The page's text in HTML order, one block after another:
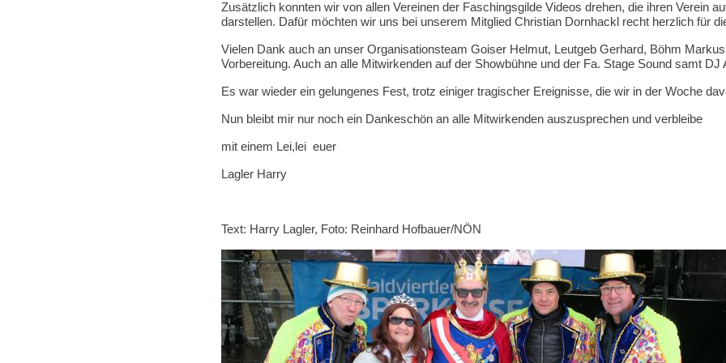
Zusätzlich konnten wir von allen Vereinen der Faschingsgilde Videos drehen, die ihren Verein
darstellen. Dafür möchten wir uns bei unserem Mitglied Christian Dornhackl recht herzlich für
Vielen Dank auch an unser Organisationsteam Goiser Helmut, Leutgeb Gerhard, Böhm
Vorbereitung. Auch an alle Mitwirkenden auf der Showbühne und der Fa. Stage Sound samt DJ
Es war wieder ein gelungenes Fest, trotz einiger tragischer Ereignisse, die wir in der Woche
Nun bleibt mir nur noch ein Dankeschön an alle Mitwirkenden auszusprechen und verbleibe
mit einem Lei,lei euer
Lagler Harry
Text: Harry Lagler, Foto: Reinhard Hofbauer/NÖN